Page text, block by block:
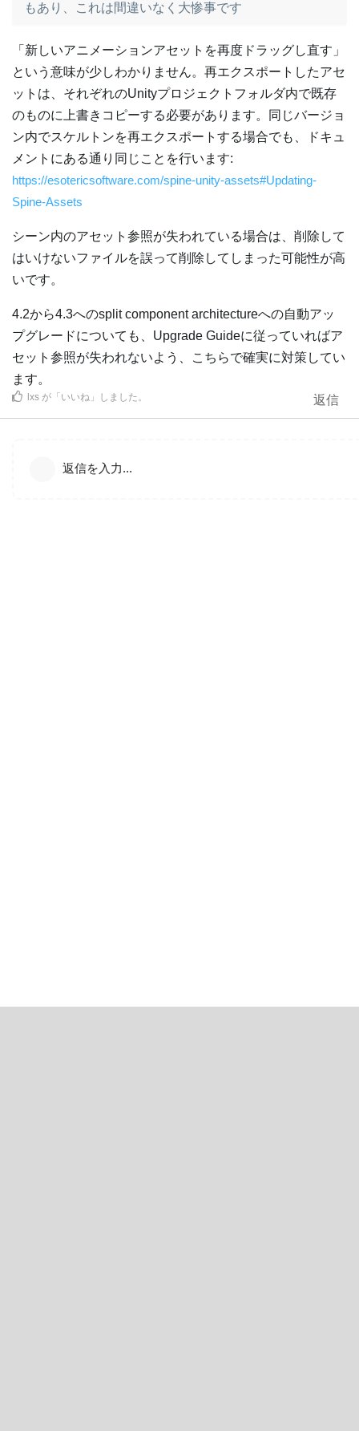
もあり、これは間違いなく大惨事です
「新しいアニメーションアセットを再度ドラッグし直す」
という意味が少しわかりません。再エクスポートしたアセ
ットは、それぞれのUnityプロジェクトフォルダ内で既存
のものに上書きコピーする必要があります。同じバージョ
ン内でスケルトンを再エクスポートする場合でも、ドキュ
メントにある通り同じことを行います:
https://esotericsoftware.com/spine-unity-assets#Updating-
Spine-Assets
シーン内のアセット参照が失われている場合は、削除して
はいけないファイルを誤って削除してしまった可能性が高
いです。
4.2から4.3へのsplit component architectureへの自動アッ
プグレードについても、Upgrade Guideに従っていればア
セット参照が失われないよう、こちらで確実に対策してい
ます。
返信
lxs が「いいね」しました。
返信を入力...